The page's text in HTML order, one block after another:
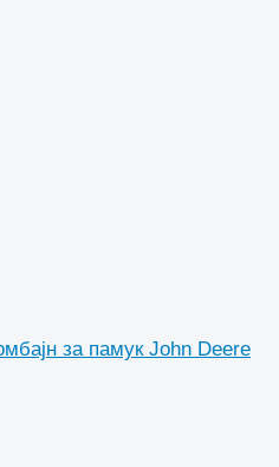
за памук John Deere